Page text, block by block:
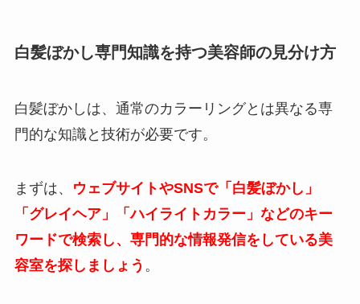
白髪ぼかし専門知識を持つ美容師の見分け方
白髪ぼかしは、通常のカラーリングとは異なる専
門的な知識と技術が必要です。
まずは、
ウェブサイトやSNSで「白髪ぼかし」
「グレイヘア」「ハイライトカラー」などのキー
ワードで検索し、専門的な情報発信をしている美
容室を探しましょう 。